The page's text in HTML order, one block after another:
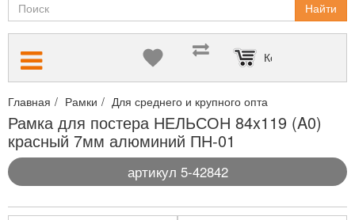
Найти
Корзина пуста
Главная Рамки Для среднего и крупного опта
Рамка для постера НЕЛЬСОН 84x119 (A0)
красный 7мм алюминий ПН-01
артикул 5-42842